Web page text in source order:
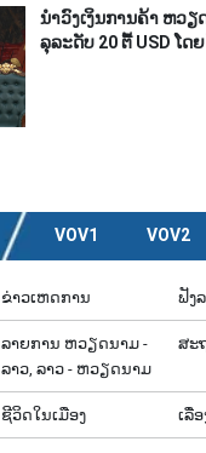
ນຳ​ວົງ​ເງິນ​ການ​ຄ້າ ຫວຽ
ລຸ​ລະ​ດັບ 20 ຕື້ USD ໂດ
VOV1 VOV2
ຂ່າວເຫດການ ຟັງ
ລາຍ​ການ ຫວຽດນາມ -
ລາວ, ລາວ - ຫວຽດນາມ
ສະ
ຊີ​ວິດ​ໃນ​ເມືອງ ເລື່